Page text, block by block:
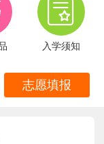
入学须知
志愿填报